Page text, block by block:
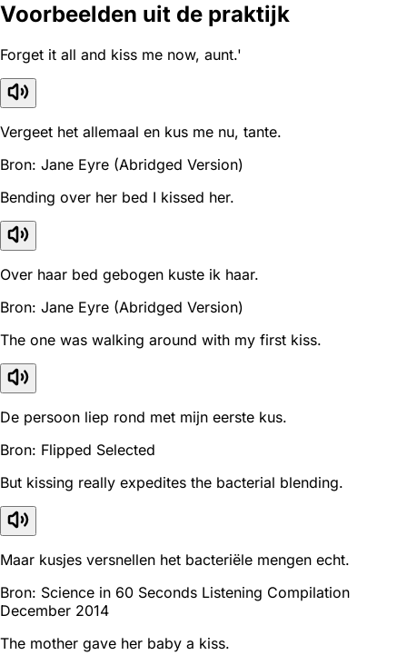
Voorbeelden uit de praktijk
Forget it all and kiss me now, aunt.'
Vergeet het allemaal en kus me nu, tante.
Bron: Jane Eyre (Abridged Version)
Bending over her bed I kissed her.
Over haar bed gebogen kuste ik haar.
Bron: Jane Eyre (Abridged Version)
The one was walking around with my first kiss.
De persoon liep rond met mijn eerste kus.
Bron: Flipped Selected
But kissing really expedites the bacterial blending.
Maar kusjes versnellen het bacteriële mengen echt.
Bron: Science in 60 Seconds Listening Compilation
December 2014
The mother gave her baby a kiss.